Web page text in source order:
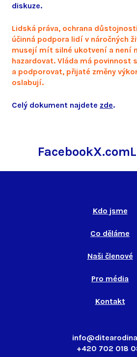
diskuze.
Lidská práva, ochrana
účinná podpora lidí v náročných
musejí mít silné ukotvení a není
hazardovat. Vláda má povinnost
a podporovat, přijaté změny
oslabují.
Celý dokument najdete zde.
FacebookX.com
Kdo jsme
Co děláme
Naši členové
Pro média
Kontakt
+420 702 018